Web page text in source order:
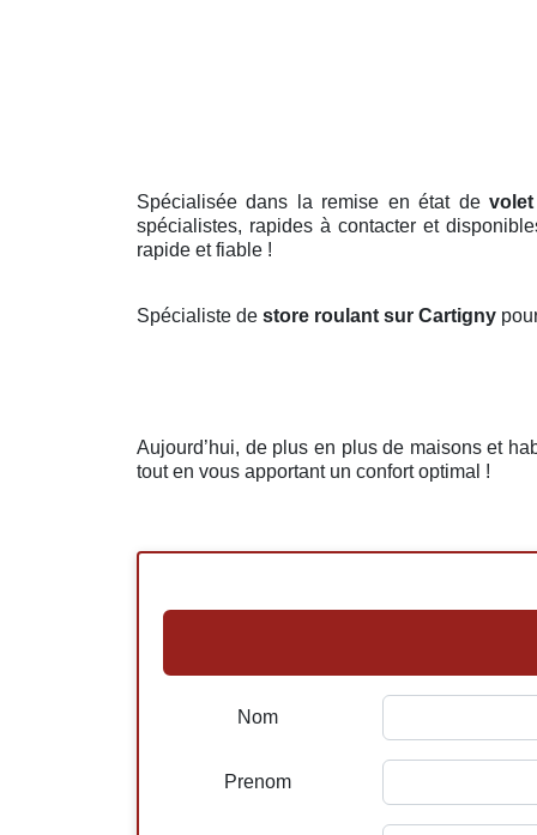
Spécialisée dans la remise en état de
spécialistes, rapides à contacter et
rapide et fiable !
Spécialiste de store roulant sur Cartigny
Aujourd’hui, de plus en plus de maisons et
tout en vous apportant un confort optimal !
Nom
Prenom